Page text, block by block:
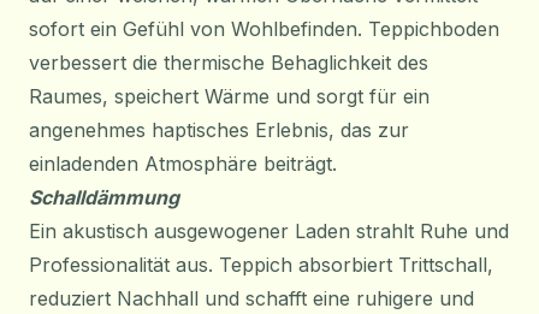
sofort ein Gefühl von Wohlbefinden. Teppichboden
verbessert die thermische Behaglichkeit des
Raumes, speichert Wärme und sorgt für ein
angenehmes haptisches Erlebnis, das zur
einladenden Atmosphäre beiträgt.
Schalldämmung
Ein akustisch ausgewogener Laden strahlt Ruhe und
Professionalität aus. Teppich absorbiert Trittschall,
reduziert Nachhall und schafft eine ruhigere und